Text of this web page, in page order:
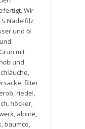
Wir
Nadelfilz
und öl
mit
und
,
,filter
,riedel,
,höcker,
, alpine,
,baumco,